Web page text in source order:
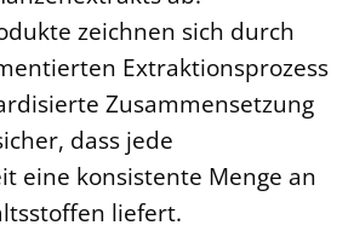
zeichnen sich durch
Extraktionsprozess
Zusammensetzung
dass jede
eine konsistente Menge an
liefert.